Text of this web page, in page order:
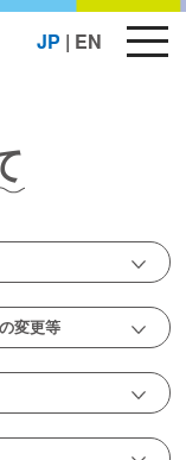
JP | EN
メ
変更等